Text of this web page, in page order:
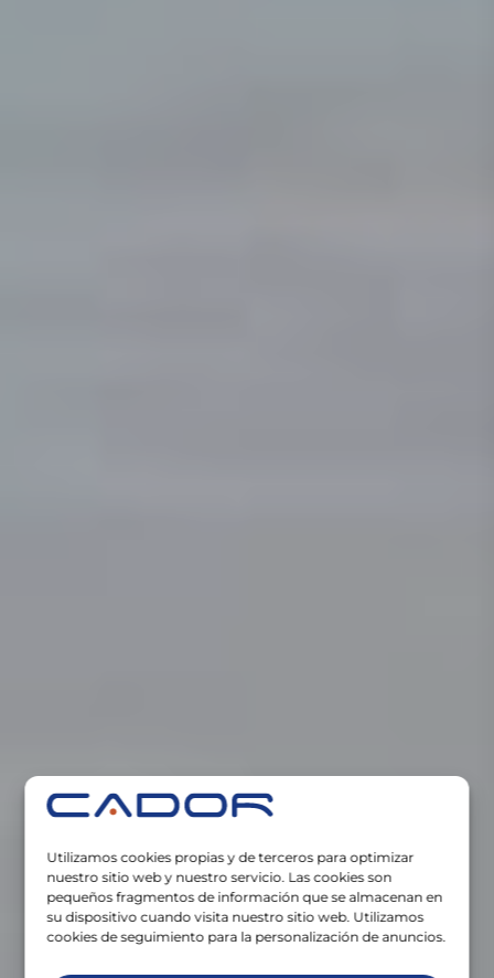
Utilizamos cookies propias y de terceros para optimizar
nuestro sitio web y nuestro servicio. Las cookies son
pequeños fragmentos de información que se almacenan en
su dispositivo cuando visita nuestro sitio web. Utilizamos
cookies de seguimiento para la personalización de anuncios.